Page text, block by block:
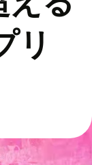
リ